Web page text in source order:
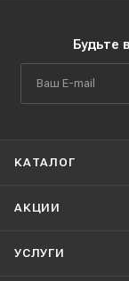
Будьте
КАТАЛОГ
АКЦИИ
УСЛУГИ